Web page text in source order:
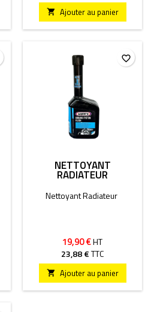
 Ajouter au panier
NETTOYANT
RADIATEUR
Nettoyant Radiateur
19,90 €HT
23,88 €TTC
 Ajouter au panier
favorite_border